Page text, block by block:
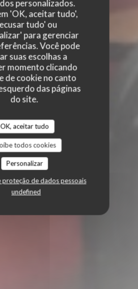
personalizados.
'OK, aceitar tudo',
tudo' ou
para gerenciar
Você pode
suas escolhas a
momento clicando
de cookie no canto
das páginas
do site.
OK, aceitar tudo
todos cookies
Personalizar
proteção de dados pessoais
undefined